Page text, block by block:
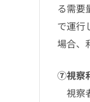
る需要
で運行
場合、
⑦視察
視察